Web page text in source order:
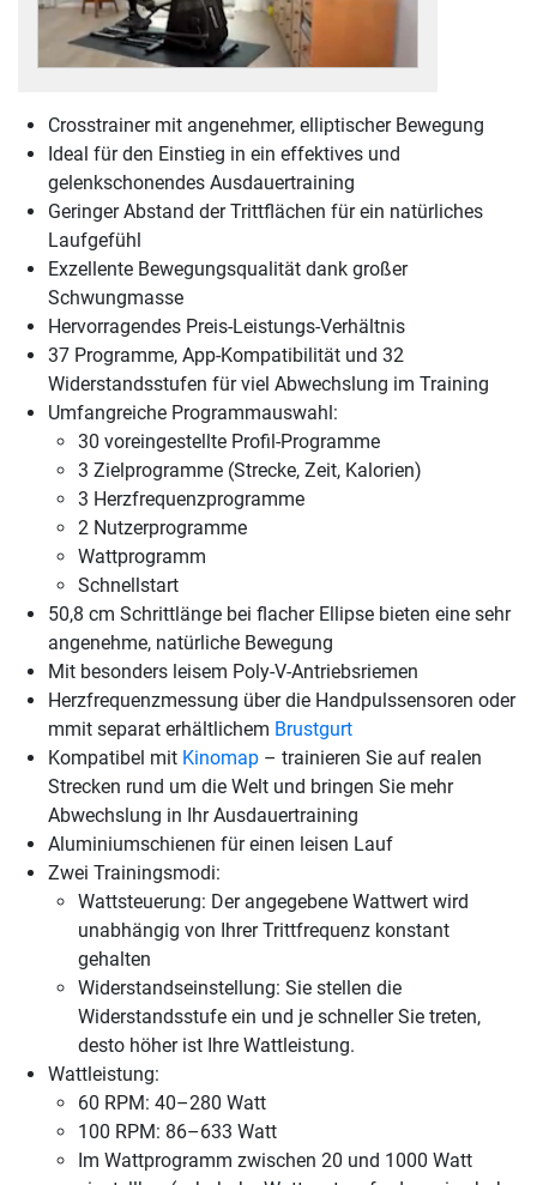
Crosstrainer mit angenehmer, elliptischer Bewegung
Ideal für den Einstieg in ein effektives und
gelenkschonendes Ausdauertraining
Geringer Abstand der Trittflächen für ein natürliches
Laufgefühl
Exzellente Bewegungsqualität dank großer
Schwungmasse
Hervorragendes Preis-Leistungs-Verhältnis
37 Programme, App-Kompatibilität und 32
Widerstandsstufen für viel Abwechslung im Training
Umfangreiche Programmauswahl:
30 voreingestellte Profil-Programme
3 Zielprogramme (Strecke, Zeit, Kalorien)
3 Herzfrequenzprogramme
2 Nutzerprogramme
Wattprogramm
Schnellstart
50,8 cm Schrittlänge bei flacher Ellipse bieten eine sehr
angenehme, natürliche Bewegung
Mit besonders leisem Poly-V-Antriebsriemen
Herzfrequenzmessung über die Handpulssensoren oder
mmit separat erhältlichem Brustgurt
Kompatibel mit Kinomap – trainieren Sie auf realen
Strecken rund um die Welt und bringen Sie mehr
Abwechslung in Ihr Ausdauertraining
Aluminiumschienen für einen leisen Lauf
Zwei Trainingsmodi:
Wattsteuerung: Der angegebene Wattwert wird
unabhängig von Ihrer Trittfrequenz konstant
gehalten
Widerstandseinstellung: Sie stellen die
Widerstandsstufe ein und je schneller Sie treten,
desto höher ist Ihre Wattleistung.
Wattleistung:
60 RPM: 40–280 Watt
100 RPM: 86–633 Watt
Im Wattprogramm zwischen 20 und 1000 Watt